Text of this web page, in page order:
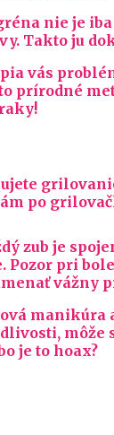
nie je
Takto ju
vás
prírodné
po
zub je
Pozor pri
vážny
manikúra
môže
je to hoax?